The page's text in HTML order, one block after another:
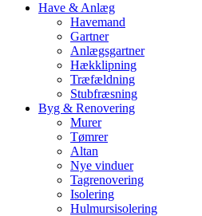
Have & Anlæg
Havemand
Gartner
Anlægsgartner
Hækklipning
Træfældning
Stubfræsning
Byg & Renovering
Murer
Tømrer
Altan
Nye vinduer
Tagrenovering
Isolering
Hulmursisolering